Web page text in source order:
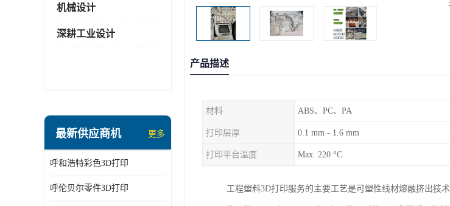
机械设计
深耕工业设计
最新供应商机 更多
呼和浩特彩色3D打印
呼伦贝尔零件3D打印
产品描述
材料 ABS、PC、PA
打印层厚 0.1 mm - 1.6 mm
打印平台温度 Max. 220 °C
工程塑料3D打印服务的主要工艺是可塑性线材熔融挤出技